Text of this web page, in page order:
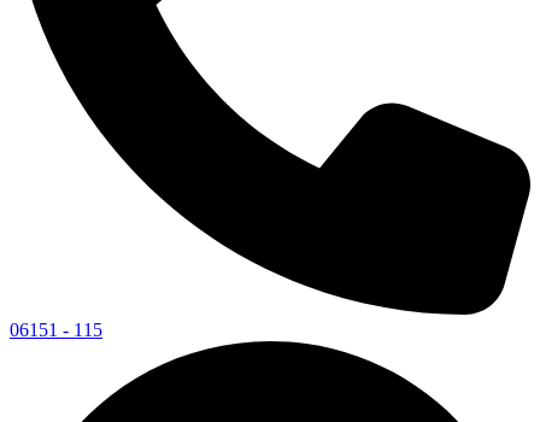
06151 - 115